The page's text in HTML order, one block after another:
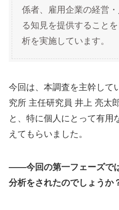
係者、雇用企業の経営
る知見を提供すること
析を実施しています。
今回は、本調査を主幹して
究所 主任研究員 井上 亮太
と、特に個人にとって有用
えてもらいました。
――今回の第一フェーズで
分析をされたのでしょうか